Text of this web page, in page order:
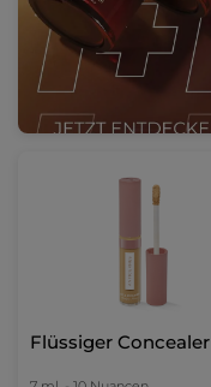
Flüssiger Concealer